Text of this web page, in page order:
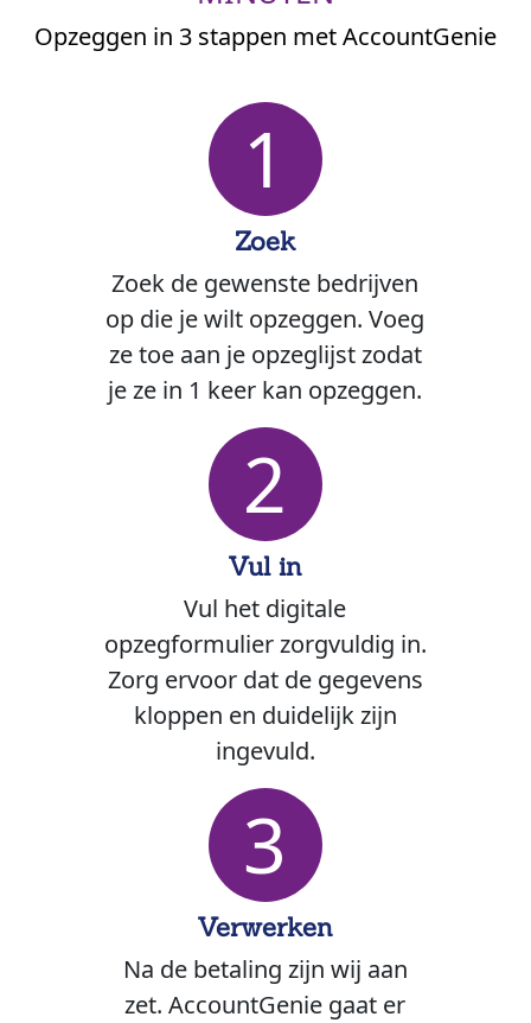
Opzeggen in 3 stappen met AccountGenie
1
Zoek
Zoek de gewenste bedrijven
op die je wilt opzeggen. Voeg
ze toe aan je opzeglijst zodat
je ze in 1 keer kan opzeggen.
2
Vul in
Vul het digitale
opzegformulier zorgvuldig in.
Zorg ervoor dat de gegevens
kloppen en duidelijk zijn
ingevuld.
3
Verwerken
Na de betaling zijn wij aan
zet. AccountGenie gaat er